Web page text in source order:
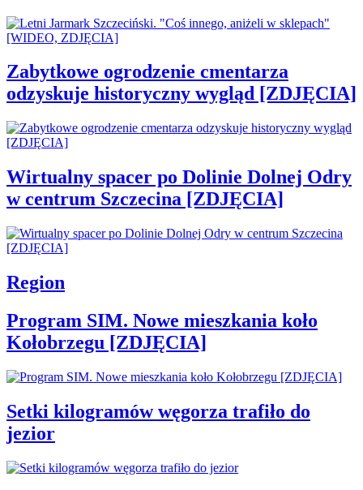
Zabytkowe ogrodzenie cmentarza
odzyskuje historyczny wygląd [ZDJĘCIA]
Wirtualny spacer po Dolinie Dolnej Odry
w centrum Szczecina [ZDJĘCIA]
Region
Program SIM. Nowe mieszkania koło
Kołobrzegu [ZDJĘCIA]
Setki kilogramów węgorza trafiło do
jezior